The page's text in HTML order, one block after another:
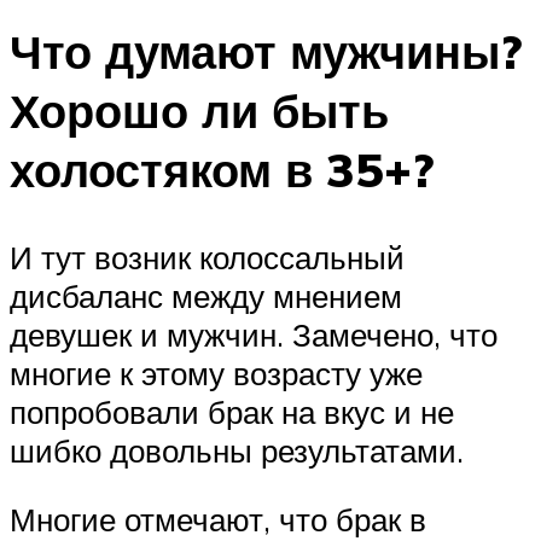
Что думают мужчины?
Хорошо ли быть
холостяком в 35+?
И тут возник колоссальный
дисбаланс между мнением
девушек и мужчин. Замечено, что
многие к этому возрасту уже
попробовали брак на вкус и не
шибко довольны результатами.
Многие отмечают, что брак в